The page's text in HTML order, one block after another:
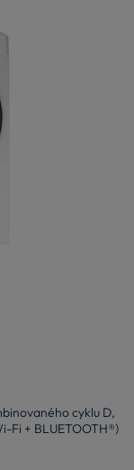
cyklu D,
Fi + BLUETOOTH®)